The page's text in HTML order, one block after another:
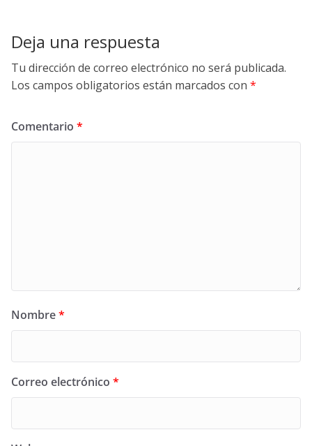
Deja una respuesta
Tu dirección de correo electrónico no será publicada.
Los campos obligatorios están marcados con *
Comentario *
Nombre*
Correo electrónico *